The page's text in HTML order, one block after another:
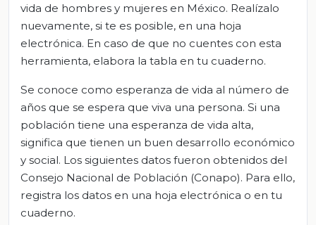
vida de hombres y mujeres en México. Realízalo
nuevamente, si te es posible, en una hoja
electrónica. En caso de que no cuentes con esta
herramienta, elabora la tabla en tu cuaderno.
Se conoce como esperanza de vida al número de
años que se espera que viva una persona. Si una
población tiene una esperanza de vida alta,
significa que tienen un buen desarrollo económico
y social. Los siguientes datos fueron obtenidos del
Consejo Nacional de Población (Conapo). Para ello,
registra los datos en una hoja electrónica o en tu
cuaderno.